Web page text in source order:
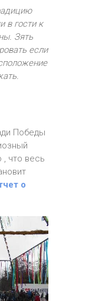
в гости к
Зять
если
Победы
что весь
о